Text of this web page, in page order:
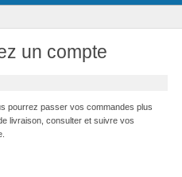
un compte
pourrez passer vos commandes plus
livraison, consulter et suivre vos